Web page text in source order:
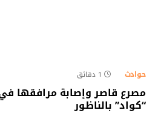
حوادث 1 دقائق
مصرع قاصر وإصابة مرافقها
“كواد” بالناظور